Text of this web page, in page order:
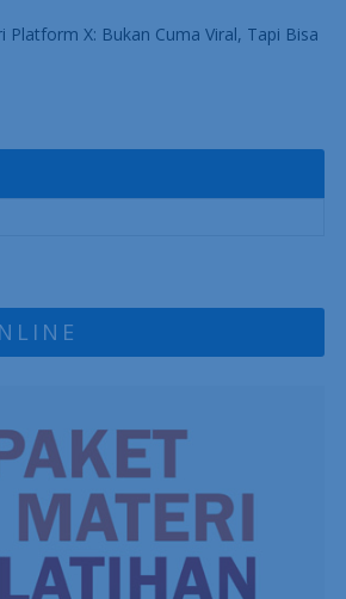
Platform X: Bukan Cuma Viral, Tapi Bisa